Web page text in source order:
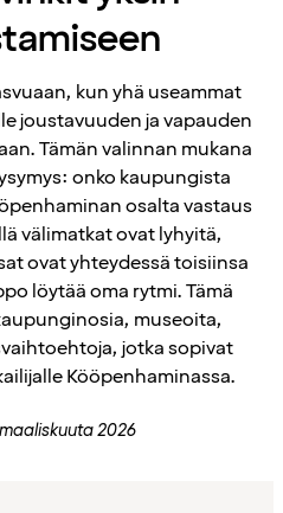
kun yhä useammat
joustavuuden ja vapauden
Tämän valinnan mukana
onko kaupungista
osalta vastaus
välimatkat ovat lyhyitä,
ovat yhteydessä toisiinsa
löytää oma rytmi. Tämä
museoita,
jotka sopivat
Kööpenhaminassa.
2026